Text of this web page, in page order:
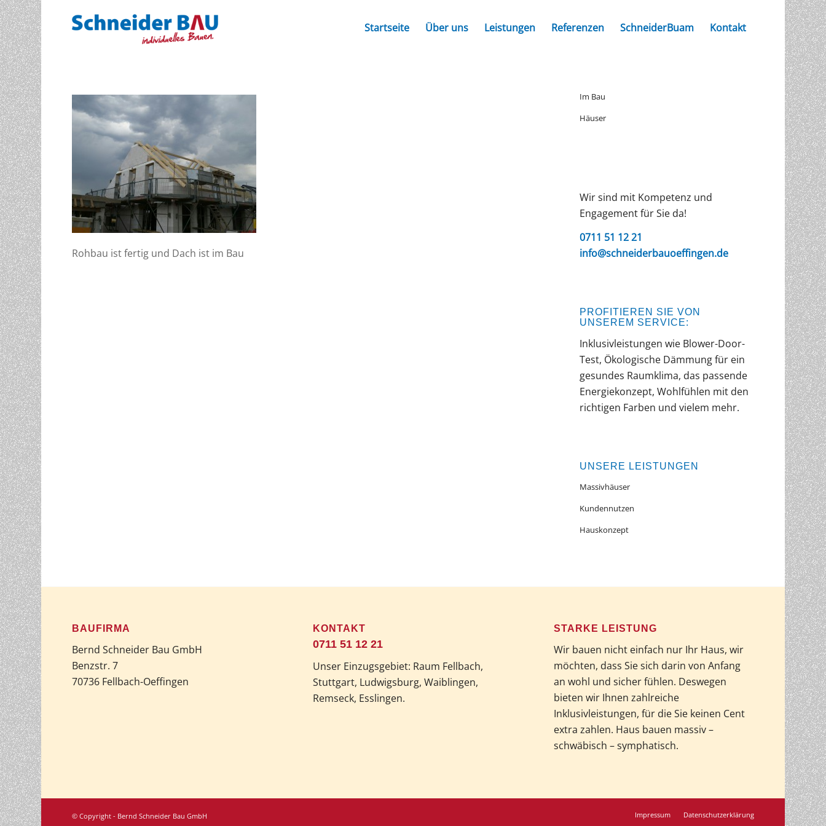
Startseite Über uns Leistungen Referenzen SchneiderBuam Kontakt
Rohbau ist fertig und Dach ist im Bau
Im Bau
Häuser
Wir sind mit Kompetenz und
Engagement für Sie da!
0711 51 12 21
info@schneiderbauoeffingen.de
PROFITIEREN SIE VON
UNSEREM SERVICE:
Inklusivleistungen wie Blower-Door-
Test, Ökologische Dämmung für ein
gesundes Raumklima, das passende
Energiekonzept, Wohlfühlen mit den
richtigen Farben und vielem mehr.
UNSERE LEISTUNGEN
Massivhäuser
Kundennutzen
Hauskonzept
BAUFIRMA
Bernd Schneider Bau GmbH
Benzstr. 7
70736 Fellbach-Oeffingen
KONTAKT
0711 51 12 21
Unser Einzugsgebiet: Raum Fellbach,
Stuttgart, Ludwigsburg, Waiblingen,
Remseck, Esslingen.
STARKE LEISTUNG
Wir bauen nicht einfach nur Ihr Haus, wir
möchten, dass Sie sich darin von Anfang
an wohl und sicher fühlen. Deswegen
bieten wir Ihnen zahlreiche
Inklusivleistungen, für die Sie keinen Cent
extra zahlen. Haus bauen massiv –
schwäbisch – symphatisch.
© Copyright - Bernd Schneider Bau GmbH Impressum Datenschutzerklärung